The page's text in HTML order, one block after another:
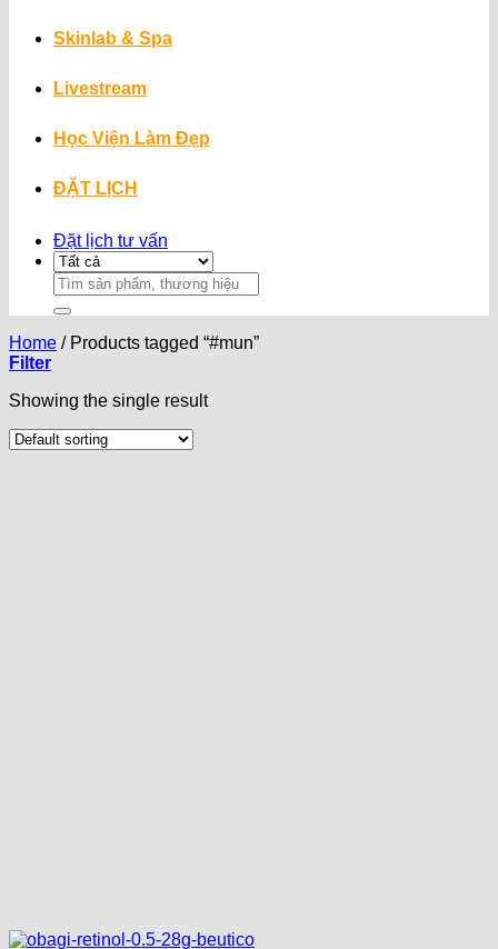
Skinlab & Spa
Livestream
Học Viện Làm Đẹp
ĐẶT LỊCH
Đặt lịch tư vấn
Search
for:
Home /Products tagged “#mun”
Filter
Showing the single result